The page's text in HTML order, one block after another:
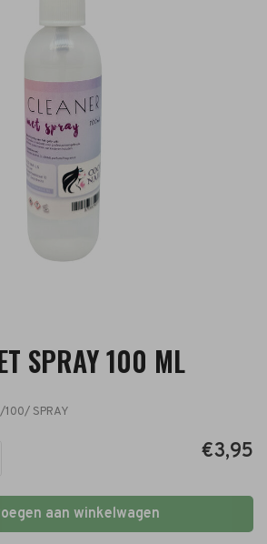
SPRAY 100 ML
100/ SPRAY
€3,95
aan winkelwagen